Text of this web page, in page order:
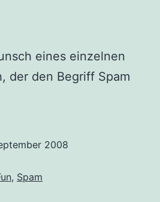
eines einzelnen
der den Begriff Spam
2008
, Spam